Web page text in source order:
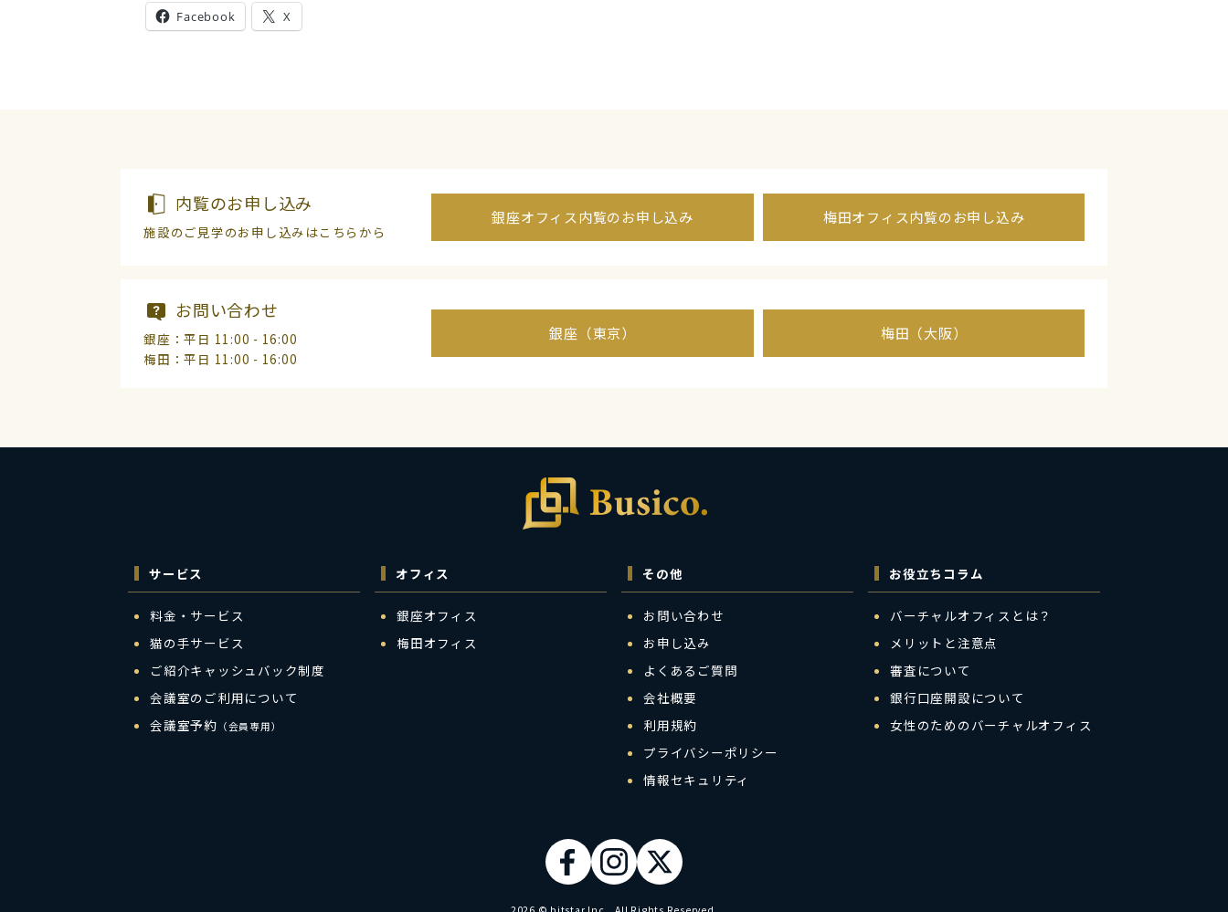
Facebook X
内覧のお申し込み
施設のご見学のお申し込みはこちらから
銀座オフィス内覧のお申し込み 梅田オフィス内覧のお申し込み
お問い合わせ
銀座：平日 11:00 - 16:00
梅田：平日 11:00 - 16:00
銀座（東京） 梅田（大阪）
サービス
料金・サービス
猫の手サービス
ご紹介キャッシュバック制度
会議室のご利用について
会議室予約 （会員専用）
オフィス
銀座オフィス
梅田オフィス
その他
お問い合わせ
お申し込み
よくあるご質問
会社概要
利用規約
プライバシーポリシー
情報セキュリティ
お役立ちコラム
バーチャルオフィスとは？
メリットと注意点
審査について
銀行口座開設について
女性のためのバーチャルオフィス